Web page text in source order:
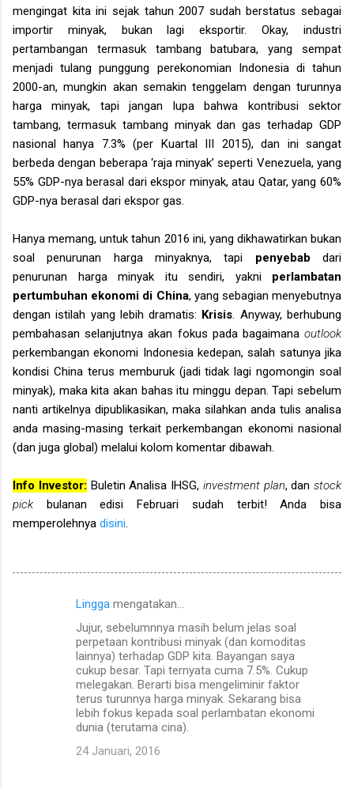
mengingat kita ini sejak tahun 2007 sudah berstatus sebagai
importir minyak, bukan lagi eksportir. Okay, industri
pertambangan termasuk tambang batubara, yang sempat
menjadi tulang punggung perekonomian Indonesia di tahun
2000-an, mungkin akan semakin tenggelam dengan turunnya
harga minyak, tapi jangan lupa bahwa kontribusi sektor
tambang, termasuk tambang minyak dan gas terhadap GDP
nasional hanya 7.3% (per Kuartal III 2015), dan ini sangat
berbeda dengan beberapa ‘raja minyak’ seperti Venezuela, yang
55% GDP-nya berasal dari ekspor minyak, atau Qatar, yang 60%
GDP-nya berasal dari ekspor gas.
Hanya memang, untuk tahun 2016 ini, yang dikhawatirkan bukan
soal penurunan harga minyaknya, tapi penyebab dari
penurunan harga minyak itu sendiri, yakni perlambatan
pertumbuhan ekonomi di China, yang sebagian menyebutnya
dengan istilah yang lebih dramatis: Krisis . Anyway, berhubung
pembahasan selanjutnya akan fokus pada bagaimana outlook
perkembangan ekonomi Indonesia kedepan, salah satunya jika
kondisi China terus memburuk (jadi tidak lagi ngomongin soal
minyak), maka kita akan bahas itu minggu depan. Tapi sebelum
nanti artikelnya dipublikasikan, maka silahkan anda tulis analisa
anda masing-masing terkait perkembangan ekonomi nasional
(dan juga global) melalui kolom komentar dibawah.
Info Investor: Buletin Analisa IHSG, investment plan, dan stock
pick bulanan edisi Februari sudah terbit! Anda bisa
memperolehnya disini
Lingga mengatakan…
Jujur, sebelumnnya masih belum jelas soal
perpetaan kontribusi minyak (dan komoditas
lainnya) terhadap GDP kita. Bayangan saya
cukup besar. Tapi ternyata cuma 7.5%. Cukup
melegakan. Berarti bisa mengeliminir faktor
terus turunnya harga minyak. Sekarang bisa
lebih fokus kepada soal perlambatan ekonomi
dunia (terutama cina).
24 Januari, 2016